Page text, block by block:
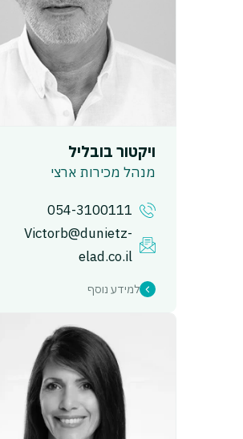
ויקטור בובליל
מנהל מכירות ארצי
054-3100111
Victorb@dunietz-
elad.co.il
למידע נוסף